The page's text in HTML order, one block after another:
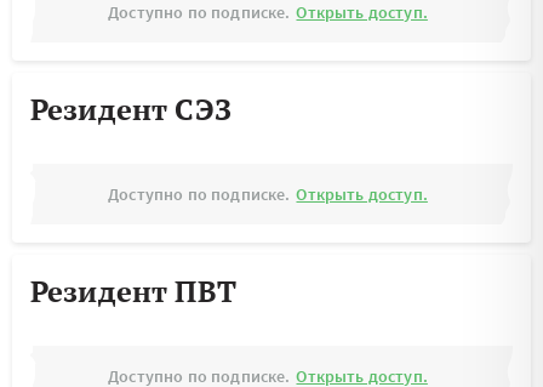
Доступно по подписке. Открыть доступ.
Резидент СЭЗ
Доступно по подписке. Открыть доступ.
Резидент ПВТ
Доступно по подписке. Открыть доступ.